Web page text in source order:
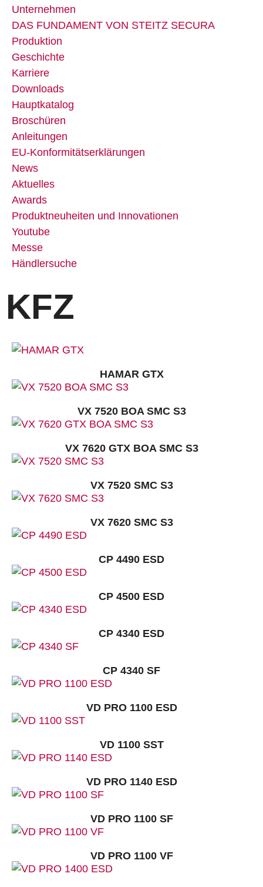
Unternehmen
DAS FUNDAMENT VON STEITZ SECURA
Produktion
Geschichte
Karriere
Downloads
Hauptkatalog
Broschüren
Anleitungen
EU-Konformitätserklärungen
News
Aktuelles
Awards
Produktneuheiten und Innovationen
Youtube
Messe
Händlersuche
KFZ
HAMAR GTX
VX 7520 BOA SMC S3
VX 7620 GTX BOA SMC S3
VX 7520 SMC S3
VX 7620 SMC S3
CP 4490 ESD
CP 4500 ESD
CP 4340 ESD
CP 4340 SF
VD PRO 1100 ESD
VD 1100 SST
VD PRO 1140 ESD
VD PRO 1100 SF
VD PRO 1100 VF